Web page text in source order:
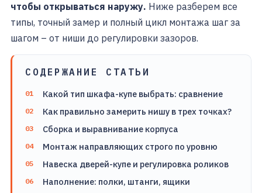
чтобы открываться наружу. Ниже разберем все
типы, точный замер и полный цикл монтажа шаг за
шагом – от ниши до регулировки зазоров.
СОДЕРЖАНИЕ СТАТЬИ
Какой тип шкафа-купе выбрать: сравнение
Как правильно замерить нишу в трех точках?
Сборка и выравнивание корпуса
Монтаж направляющих строго по уровню
Навеска дверей-купе и регулировка роликов
Наполнение: полки, штанги, ящики